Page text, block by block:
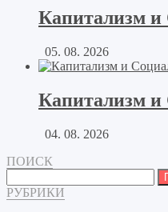
Капитализм
05. 08. 2026
Капитализм
04. 08. 2026
ПОИСК
РУБРИКИ